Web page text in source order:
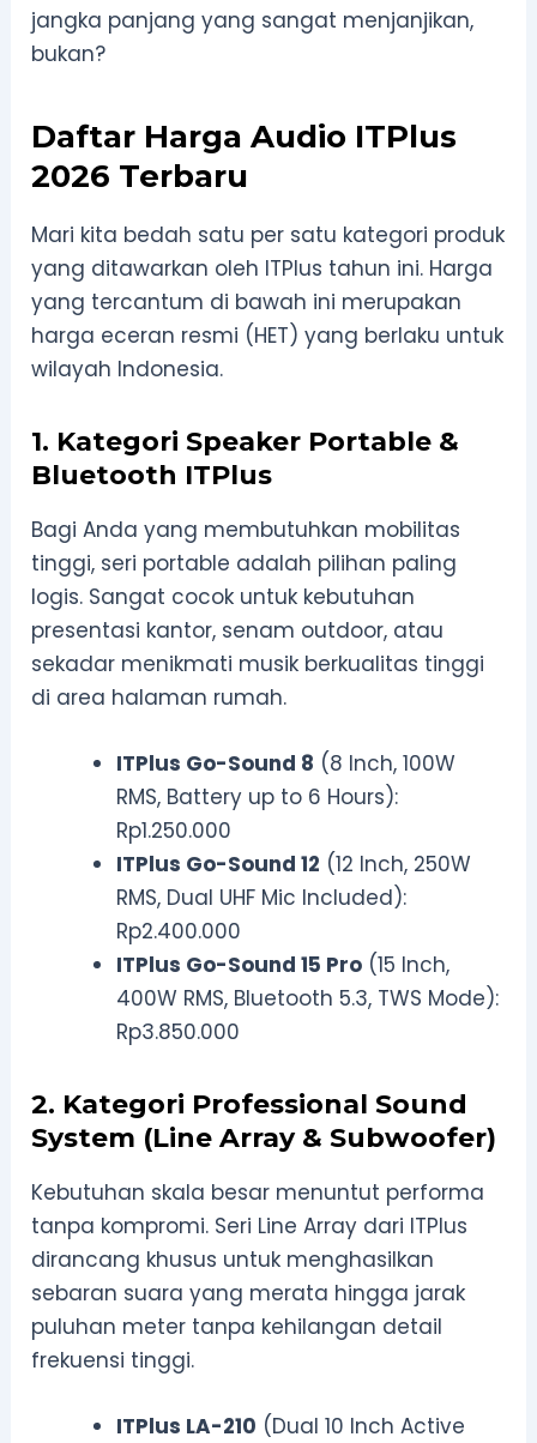
jangka panjang yang sangat menjanjikan,
bukan?
Daftar Harga Audio ITPlus
2026 Terbaru
Mari kita bedah satu per satu kategori produk
yang ditawarkan oleh ITPlus tahun ini. Harga
yang tercantum di bawah ini merupakan
harga eceran resmi (HET) yang berlaku untuk
wilayah Indonesia.
1. Kategori Speaker Portable &
Bluetooth ITPlus
Bagi Anda yang membutuhkan mobilitas
tinggi, seri portable adalah pilihan paling
logis. Sangat cocok untuk kebutuhan
presentasi kantor, senam outdoor, atau
sekadar menikmati musik berkualitas tinggi
di area halaman rumah.
ITPlus Go-Sound 8 (8 Inch, 100W
RMS, Battery up to 6 Hours):
Rp1.250.000
ITPlus Go-Sound 12 (12 Inch, 250W
RMS, Dual UHF Mic Included):
Rp2.400.000
ITPlus Go-Sound 15 Pro (15 Inch,
400W RMS, Bluetooth 5.3, TWS Mode):
Rp3.850.000
2. Kategori Professional Sound
System (Line Array & Subwoofer)
Kebutuhan skala besar menuntut performa
tanpa kompromi. Seri Line Array dari ITPlus
dirancang khusus untuk menghasilkan
sebaran suara yang merata hingga jarak
puluhan meter tanpa kehilangan detail
frekuensi tinggi.
ITPlus LA-210 (Dual 10 Inch Active